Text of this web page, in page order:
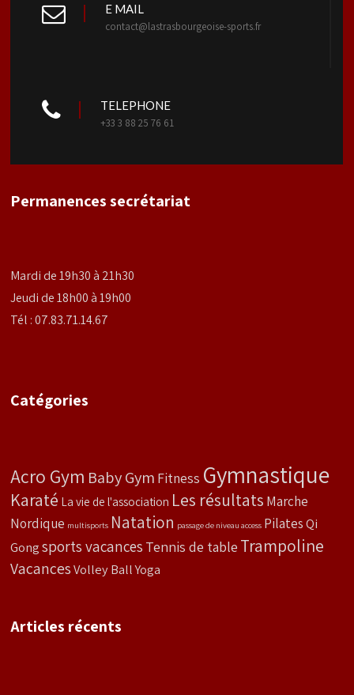
E MAIL
contact@lastrasbourgeoise-sports.fr
TELEPHONE
+33 3 88 25 76 61
Permanences secrétariat
Mardi de 19h30 à 21h30
Jeudi de 18h00 à 19h00
Tél : 07.83.71.14.67
Catégories
Acro Gym Baby Gym Fitness Gymnastique
Karaté La vie de l'association Les résultats Marche
Nordique multisports Natation passage de niveau access Pilates Qi
Gong sports vacances Tennis de table Trampoline
Vacances Volley Ball Yoga
Articles récents